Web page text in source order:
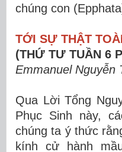
chúng con
TỚI SỰ THẬT
(THỨ TƯ TUẦN 6
Emmanuel Nguyễn
Qua Lời Tổng
Phục Sinh này,
chúng ta ý thức
kính cử hành